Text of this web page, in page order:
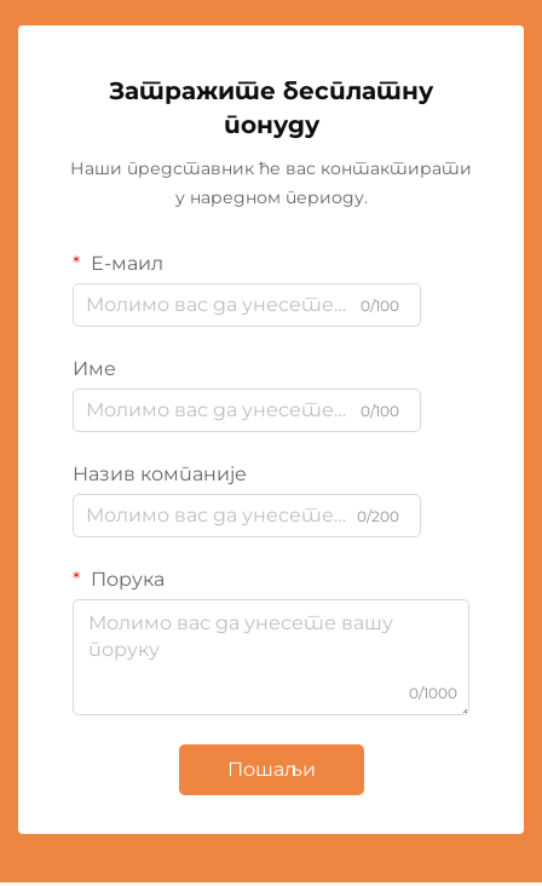
Затражите бесплатну
понуду
Наши представник ће вас контактирати
у наредном периоду.
Е-маил
0/100
Име
0/100
Назив компаније
0/200
Порука
0/1000
Пошаљи